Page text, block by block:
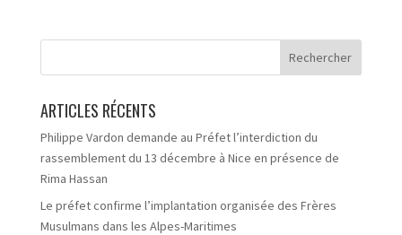
ARTICLES RÉCENTS
Philippe Vardon demande au Préfet l’interdiction du
rassemblement du 13 décembre à Nice en présence de
Rima Hassan
Le préfet confirme l’implantation organisée des Frères
Musulmans dans les Alpes-Maritimes